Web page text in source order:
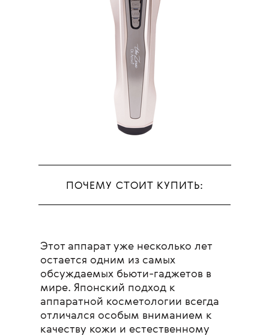
ПОЧЕМУ СТОИТ КУПИТЬ:
Этот аппарат уже несколько лет
остается одним из самых
обсуждаемых бьюти-гаджетов в
мире. Японский подход к
аппаратной косметологии всегда
отличался особым вниманием к
качеству кожи и естественному